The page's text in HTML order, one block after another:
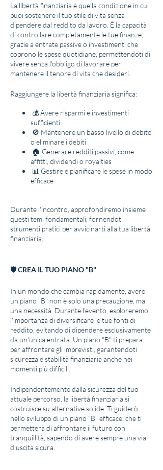
La libertà finanziaria è quella condizione in cui
puoi sostenere il tuo stile di vita senza
dipendere dal reddito da lavoro. È la capacità
di controllare completamente le tue finanze,
grazie a entrate passive o investimenti che
coprono le spese quotidiane, permettendoti di
vivere senza l'obbligo di lavorare per
mantenere il tenore di vita che desideri.
Raggiungere la libertà finanziaria significa:
💰 Avere risparmi e investimenti
sufficienti
🚫 Mantenere un basso livello di debito
o eliminare i debiti
🏠 Generare redditi passivi, come
affitti, dividendi o royalties
📊 Gestire e pianificare le spese in modo
efficace
Durante l'incontro, approfondiremo insieme
questi temi fondamentali, fornendoti
strumenti pratici per avvicinarti alla tua libertà
finanziaria.
🛡 CREA IL TUO PIANO "B"
In un mondo che cambia rapidamente, avere
un piano "B" non è solo una precauzione, ma
una necessità. Durante l'evento, esploreremo
l'importanza di diversificare le tue fonti di
reddito, evitando di dipendere esclusivamente
da un'unica entrata. Un piano "B" ti prepara
per affrontare gli imprevisti, garantendoti
sicurezza e stabilità finanziaria anche nei
momenti più difficili.
Indipendentemente dalla sicurezza del tuo
attuale percorso, la libertà finanziaria si
costruisce su alternative solide. Ti guiderò
nello sviluppo di un piano "B" efficace, che ti
permetterà di affrontare il futuro con
tranquillità, sapendo di avere sempre una via
d'uscita sicura.